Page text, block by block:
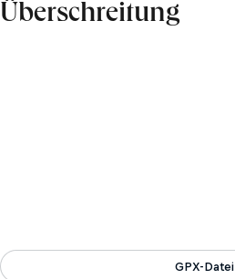
Überschreitung
GPX-Datei